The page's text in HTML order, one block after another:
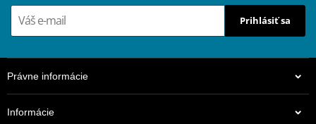
Prihlásiť sa
Právne informácie
Informácie